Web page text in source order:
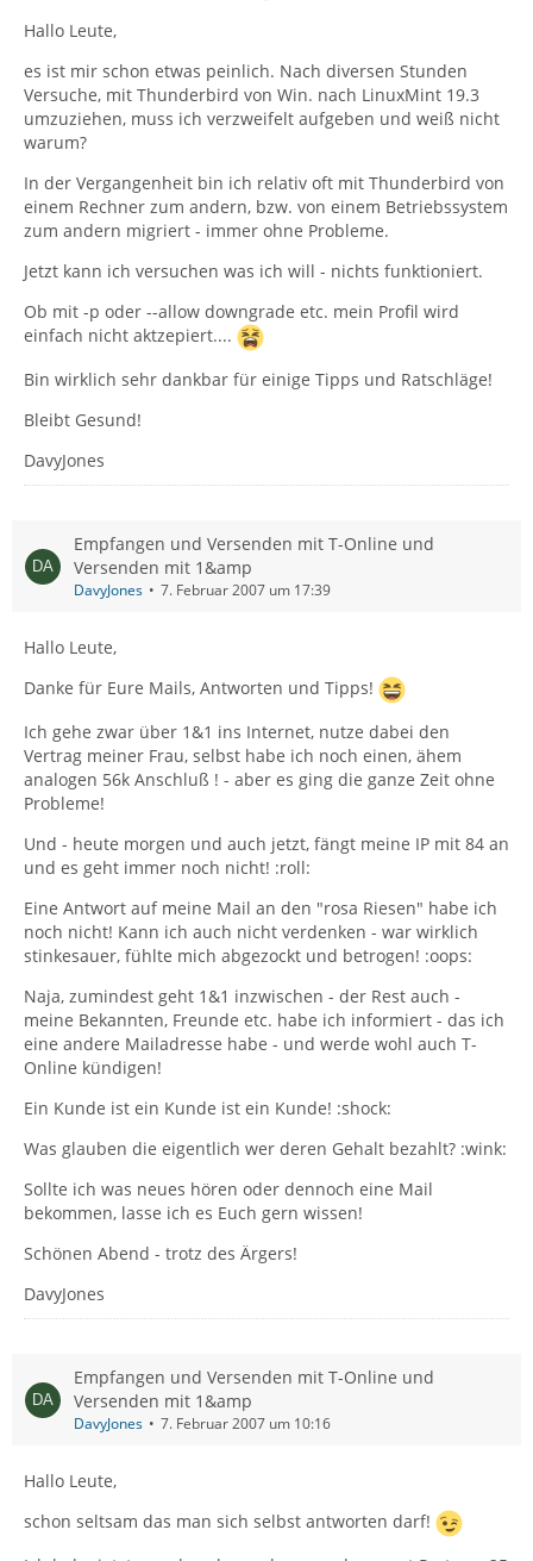
Hallo Leute,
es ist mir schon etwas peinlich. Nach diversen Stunden
Versuche, mit Thunderbird von Win. nach LinuxMint 19.3
umzuziehen, muss ich verzweifelt aufgeben und weiß nicht
warum?
In der Vergangenheit bin ich relativ oft mit Thunderbird von
einem Rechner zum andern, bzw. von einem Betriebssystem
zum andern migriert - immer ohne Probleme.
Jetzt kann ich versuchen was ich will - nichts funktioniert.
Ob mit -p oder --allow downgrade etc. mein Profil wird
einfach nicht aktzepiert....
Bin wirklich sehr dankbar für einige Tipps und Ratschläge!
Bleibt Gesund!
DavyJones
Empfangen und Versenden mit T-Online und
Versenden mit 1&amp
DavyJones 7. Februar 2007 um 17:39
Hallo Leute,
Danke für Eure Mails, Antworten und Tipps!
Ich gehe zwar über 1&1 ins Internet, nutze dabei den
Vertrag meiner Frau, selbst habe ich noch einen, ähem
analogen 56k Anschluß ! - aber es ging die ganze Zeit ohne
Probleme!
Und - heute morgen und auch jetzt, fängt meine IP mit 84 an
und es geht immer noch nicht! :roll:
Eine Antwort auf meine Mail an den "rosa Riesen" habe ich
noch nicht! Kann ich auch nicht verdenken - war wirklich
stinkesauer, fühlte mich abgezockt und betrogen! :oops:
Naja, zumindest geht 1&1 inzwischen - der Rest auch -
meine Bekannten, Freunde etc. habe ich informiert - das ich
eine andere Mailadresse habe - und werde wohl auch T-
Online kündigen!
Ein Kunde ist ein Kunde ist ein Kunde! :shock:
Was glauben die eigentlich wer deren Gehalt bezahlt? :wink:
Sollte ich was neues hören oder dennoch eine Mail
bekommen, lasse ich es Euch gern wissen!
Schönen Abend - trotz des Ärgers!
DavyJones
Empfangen und Versenden mit T-Online und
Versenden mit 1&amp
DavyJones 7. Februar 2007 um 10:16
Hallo Leute,
schon seltsam das man sich selbst antworten darf!